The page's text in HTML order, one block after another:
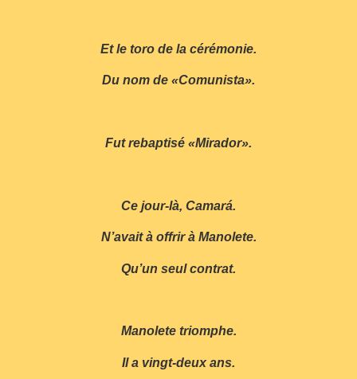
Et le toro de la cérémonie.
Du nom de «Comunista».
Fut rebaptisé «Mirador».
Ce jour-là, Camará.
N’avait à offrir à Manolete.
Qu’un seul contrat.
Manolete triomphe.
Il a vingt-deux ans.